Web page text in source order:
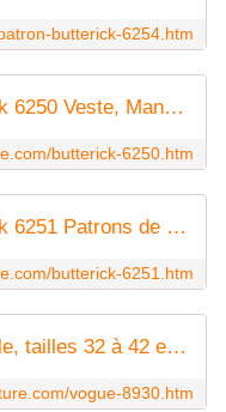
butterick-6254.htm
Patron Butterick 6250 Butterick 6250 Veste, Manteau et Vêtement enveloppant très facile, tailles 32 à 42 et 44 à 54
butterick-6250.htm
Patron Butterick 6251 Butterick 6251 Patrons de Vestes en jersey, très facile, tailles 32 à 42 et 54 à 54
butterick-6251.htm
Vogue 8930 Patron Veste, facile, tailles 32 à 42 et 44 à 54
vogue-8930.htm